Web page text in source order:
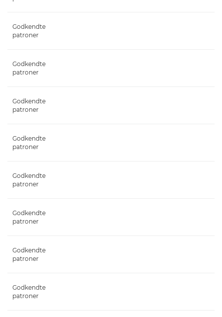
Godkendte
patroner
Godkendte
patroner
Godkendte
patroner
Godkendte
patroner
Godkendte
patroner
Godkendte
patroner
Godkendte
patroner
Godkendte
patroner